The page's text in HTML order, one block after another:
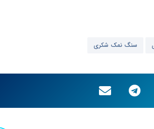
سنگ نمک شکری